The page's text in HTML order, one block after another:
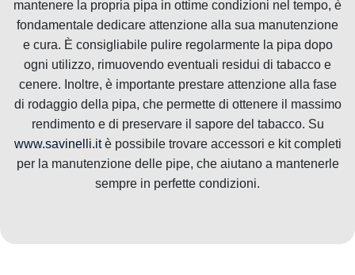
mantenere la propria pipa in ottime condizioni nel tempo, è
fondamentale dedicare attenzione alla sua manutenzione
e cura. È consigliabile pulire regolarmente la pipa dopo
ogni utilizzo, rimuovendo eventuali residui di tabacco e
cenere. Inoltre, è importante prestare attenzione alla fase
di rodaggio della pipa, che permette di ottenere il massimo
rendimento e di preservare il sapore del tabacco. Su
www.savinelli.itè possibile trovare accessori e kit completi
per la manutenzione delle pipe, che aiutano a mantenerle
sempre in perfette condizioni.